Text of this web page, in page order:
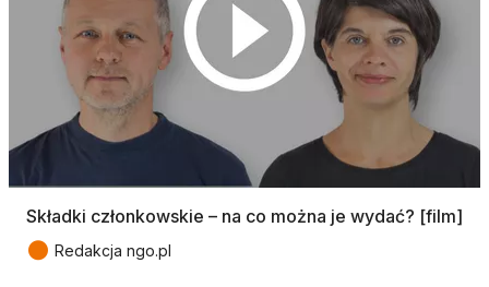
Składki członkowskie – na co można je wydać? [film]
● Redakcja ngo.pl